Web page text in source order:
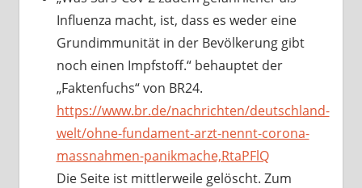
Influenza macht, ist, dass es weder eine
Grundimmunität in der Bevölkerung gibt
noch einen Impfstoff.“ behauptet der
„Faktenfuchs“ von BR24.
https://www.br.de/nachrichten/deutschland-
welt/ohne-fundament-arzt-nennt-corona-
massnahmen-panikmache,RtaPFlQ
Die Seite ist mittlerweile gelöscht. Zum